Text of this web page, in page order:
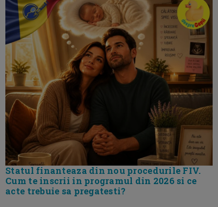
Statul finanteaza din nou procedurile FIV.
Cum te inscrii in programul din 2026 si ce
acte trebuie sa pregatesti?